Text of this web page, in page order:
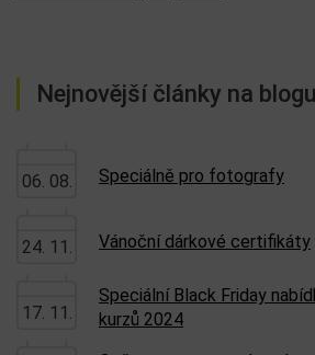
Nejnovější články na blogu
06. 08. Speciálně pro fotografy
24. 11. Vánoční dárkové certifikáty
17. 11.
Speciální Black Friday
kurzů 2024